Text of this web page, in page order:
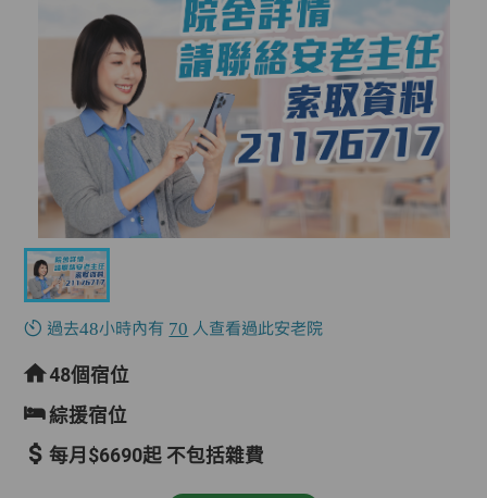
過去48小時內有 70 人查看過此安老院
48個宿位
綜援宿位
每月$6690起 不包括雜費